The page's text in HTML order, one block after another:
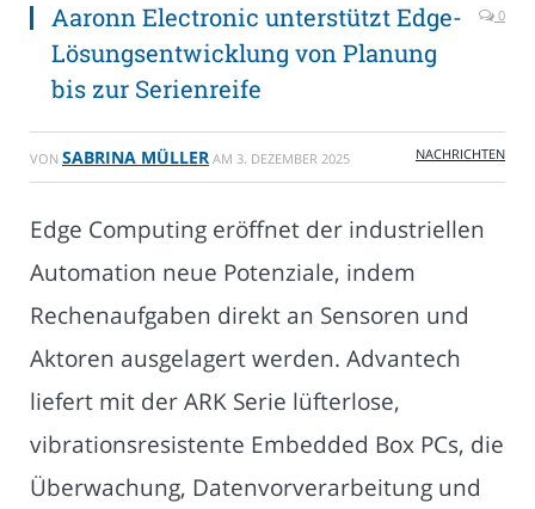
Aaronn Electronic unterstützt Edge-
Lösungsentwicklung von Planung
bis zur Serienreife
0
VON SABRINA MÜLLER AM 3. DEZEMBER 2025 NACHRICHTEN
Edge Computing eröffnet der industriellen
Automation neue Potenziale, indem
Rechenaufgaben direkt an Sensoren und
Aktoren ausgelagert werden. Advantech
liefert mit der ARK Serie lüfterlose,
vibrationsresistente Embedded Box PCs, die
Überwachung, Datenvorverarbeitung und